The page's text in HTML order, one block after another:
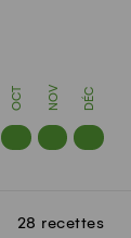
OCT NOV DÉC
28 recettes